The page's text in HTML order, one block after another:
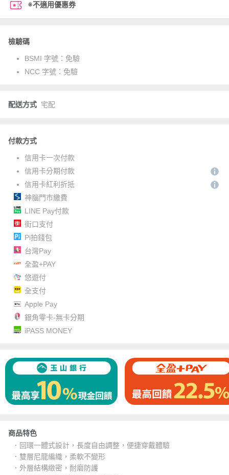
※不適用優惠券
檢驗碼
BSMI 字號： 免驗
NCC 字號： 免驗
配送方式 宅配
付款方式
信用卡一次付款
信用卡分期付款
信用卡紅利折抵
神腦門市繳費
LINE Pay付款
街口支付
Pi拍錢包
台灣Pay
全盈+PAY
悠遊付
全支付
Apple Pay
銀角零卡-無卡分期
iPASS MONEY
商品特色
．回環一體式設計，長度自由調整，便捷穿戴體驗
．雙層尼龍編織，柔軟不變形
．外層結構緻密，耐磨防護